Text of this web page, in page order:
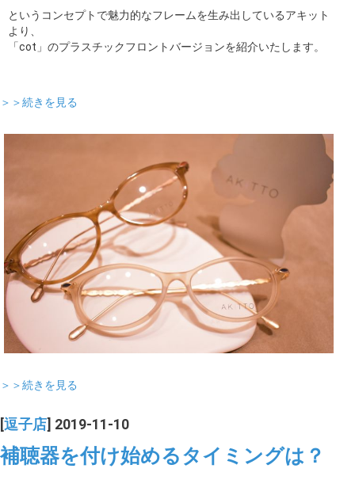
というコンセプトで魅力的なフレームを生み出しているアキット
より、
「cot」のプラスチックフロントバージョンを紹介いたします。
＞＞続きを見る
＞＞続きを見る
逗子店 ] 2019-11-10
補聴器を付け始めるタイミングは？